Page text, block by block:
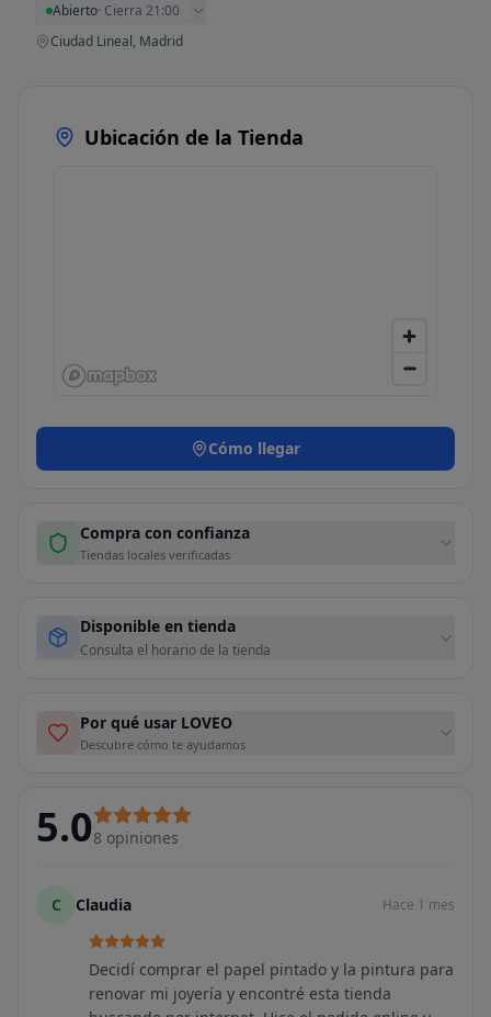
Abierto· Cierra 21:00
Ciudad Lineal, Madrid
Ubicación de la Tienda
Cómo llegar
Compra con confianza
Tiendas locales verificadas
Disponible en tienda
Consulta el horario de la tienda
Por qué usar LOVEO
Descubre cómo te ayudamos
5.08 opiniones
C Claudia Hace 1 mes
Decidí comprar el papel pintado y la pintura para
renovar mi joyería y encontré esta tienda